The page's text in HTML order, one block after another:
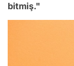
bitmiş."